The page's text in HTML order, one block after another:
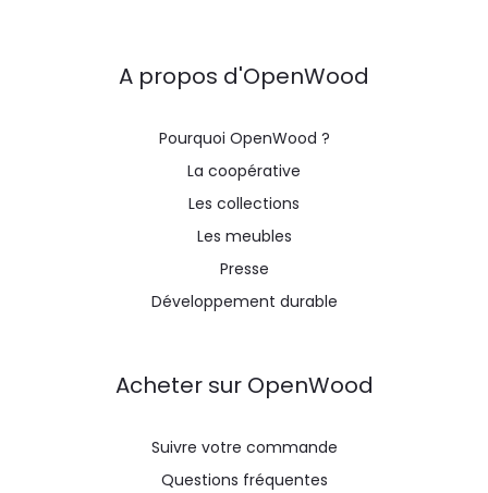
A propos d'OpenWood
Pourquoi OpenWood ?
La coopérative
Les collections
Les meubles
Presse
Développement durable
Acheter sur OpenWood
Suivre votre commande
Questions fréquentes